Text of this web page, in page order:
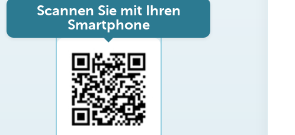
Scannen Sie mit Ihren
Smartphone